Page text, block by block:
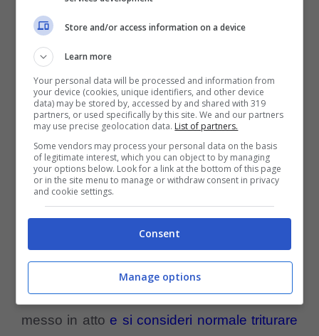
garantirebbe lor maggiori diritti.
Gli stessi che vengono riservati
comunemente a cani o gatti. Tutto questo
potrebbe significare la fine di numerose
scempiaggini, come ad esempio la
castrazione dei polli allo scopo di farli
diventare capponi e che causa loro grande
sofferenza. “La Legge impone l’uccisione
ma in un Paese cosiddetto ‘civile’ come il
nostro trovo assurdo che tutto ciò non venga
messo in atto e si consideri normale triturare
Store and/or access information on a device
Learn more
Your personal data will be processed and information from
your device (cookies, unique identifiers, and other device
data) may be stored by, accessed by and shared with 319
partners, or used specifically by this site. We and our partners
may use precise geolocation data. List of partners.
Some vendors may process your personal data on the basis
of legitimate interest, which you can object to by managing
your options below. Look for a link at the bottom of this page
or in the site menu to manage or withdraw consent in privacy
and cookie settings.
Consent
Manage options